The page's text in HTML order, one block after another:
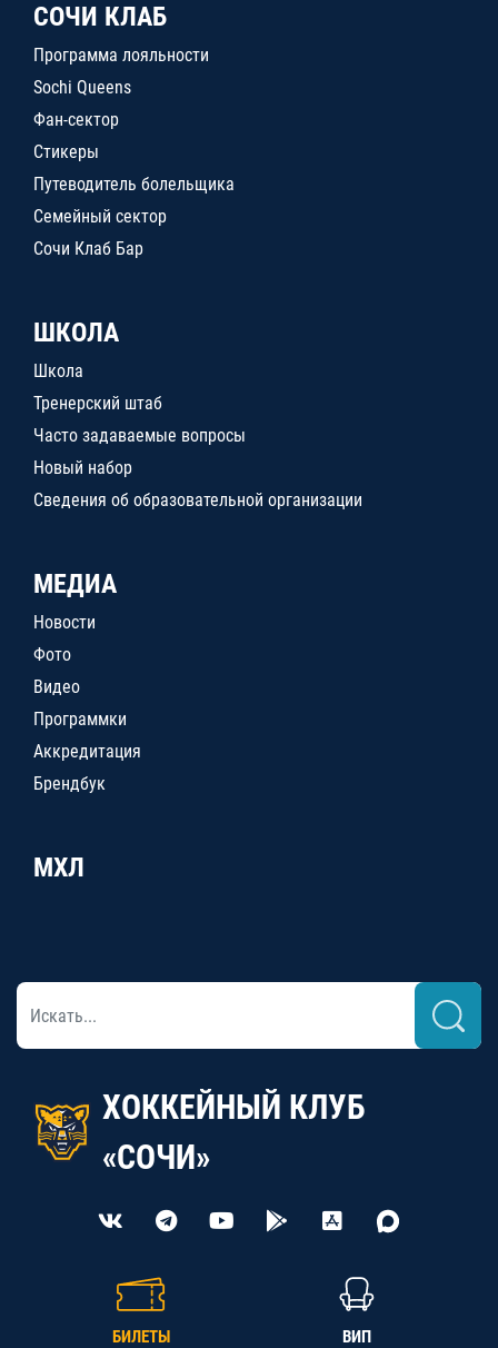
СОЧИ КЛАБ
Программа лояльности
Sochi Queens
Фан-сектор
Стикеры
Путеводитель болельщика
Семейный сектор
Сочи Клаб Бар
ШКОЛА
Школа
Тренерский штаб
Часто задаваемые вопросы
Новый набор
Сведения об образовательной организации
МЕДИА
Новости
Фото
Видео
Программки
Аккредитация
Брендбук
МХЛ
ХОККЕЙНЫЙ КЛУБ
«СОЧИ»
БИЛЕТЫ ВИП